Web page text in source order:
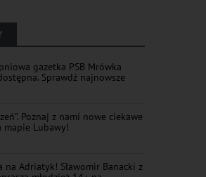
gazetka PSB Mrówka
Sprawdź najnowsze
Poznaj z nami nowe ciekawe
mapie Lubawy!
na Adriatyk! Sławomir Banacki z